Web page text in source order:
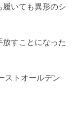
いても異形のシ
すことになった
ストオールデン